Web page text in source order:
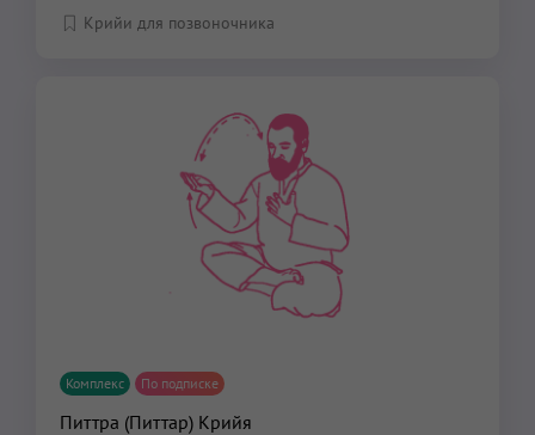
Крийи для позвоночника
Комплекс По подписке
Питтра (Питтар) Крийя